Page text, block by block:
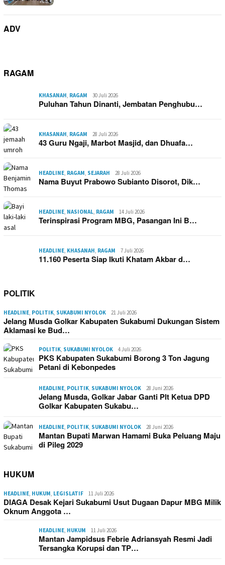
ADV
RAGAM
KHASANAH, RAGAM 30 Juli 2026
Puluhan Tahun Dinanti, Jembatan Penghubu…
KHASANAH, RAGAM 28 Juli 2026
43 Guru Ngaji, Marbot Masjid, dan Dhuafa…
HEADLINE, RAGAM, SEJARAH 28 Juli 2026
Nama Buyut Prabowo Subianto Disorot, Dik…
HEADLINE, NASIONAL, RAGAM 14 Juli 2026
Terinspirasi Program MBG, Pasangan Ini B…
HEADLINE, KHASANAH, RAGAM 7 Juli 2026
11.160 Peserta Siap Ikuti Khatam Akbar d…
POLITIK
HEADLINE, POLITIK, SUKABUMI NYOLOK 21 Juli 2026
Jelang Musda Golkar Kabupaten Sukabumi Dukungan Sistem
Aklamasi ke Bud…
POLITIK, SUKABUMI NYOLOK 4 Juli 2026
PKS Kabupaten Sukabumi Borong 3 Ton Jagung
Petani di Kebonpedes
HEADLINE, POLITIK, SUKABUMI NYOLOK 28 Juni 2026
Jelang Musda, Golkar Jabar Ganti Plt Ketua DPD
Golkar Kabupaten Sukabu…
HEADLINE, POLITIK, SUKABUMI NYOLOK 28 Juni 2026
Mantan Bupati Marwan Hamami Buka Peluang Maju
di Pileg 2029
HUKUM
HEADLINE, HUKUM, LEGISLATIF 11 Juli 2026
DIAGA Desak Kejari Sukabumi Usut Dugaan Dapur MBG Milik
Oknum Anggota …
HEADLINE, HUKUM 11 Juli 2026
Mantan Jampidsus Febrie Adriansyah Resmi Jadi
Tersangka Korupsi dan TP…